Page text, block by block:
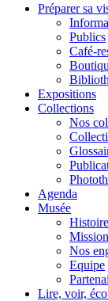
Préparer sa
Publics
Café-
Expositions
Collections
Nos
Agenda
Musée
Histoire
Nos
Equipe
Lire, voir,